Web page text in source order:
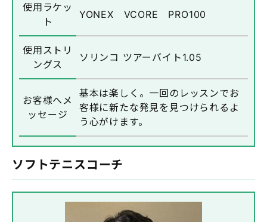
使用ラケッ
ト
YONEX VCORE PRO100
使用ストリ
ングス
ソリンコ ツアーバイト1.05
お客様へメ
ッセージ
基本は楽しく。一回のレッスンでお
客様に新たな発見を見つけられるよ
う心がけます。
ソフトテニスコーチ